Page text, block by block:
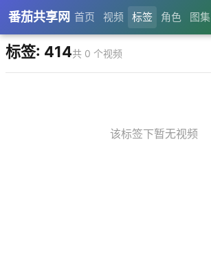
番茄共享网 首页 视频 标签 角色 图集
标签: 414共 0 个视频
该标签下暂无视频